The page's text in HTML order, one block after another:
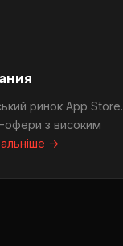
ринок App Store.
офери з високим
→